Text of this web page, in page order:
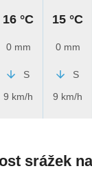
16 °C
0 mm
S
9 km/h
15 °C
0 mm
S
9 km/h
srážek